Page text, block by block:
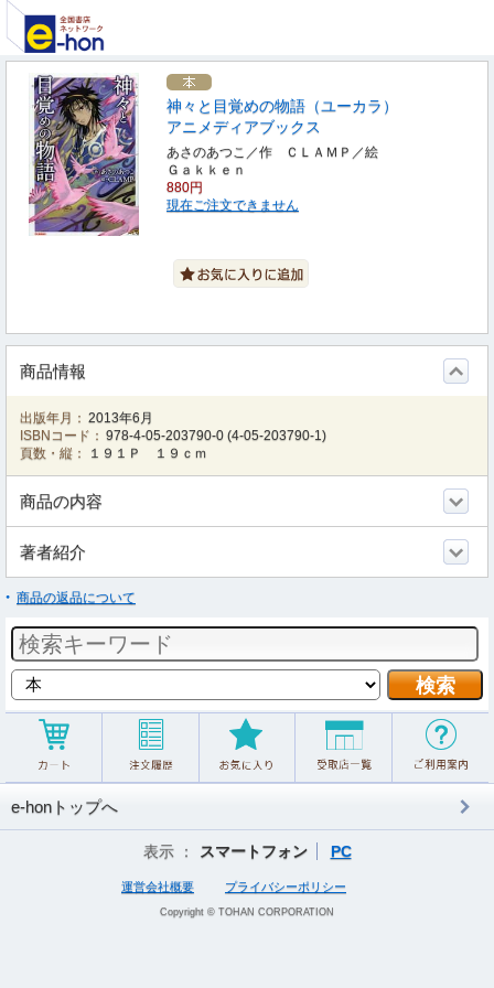
神々と目覚めの物語（ユーカラ）
アニメディアブックス
あさのあつこ／作 ＣＬＡＭＰ／絵
Ｇａｋｋｅｎ
880円
現在ご注文できません
商品情報
出版年月： 2013年6月
ISBNコード： 978-4-05-203790-0 (4-05-203790-1)
頁数・縦：
１９１Ｐ １９ｃｍ
商品の内容
著者紹介
商品の返品について
e-honトップへ
表示 ： スマートフォン PC
運営会社概要 プライバシーポリシー
Copyright © TOHAN CORPORATION